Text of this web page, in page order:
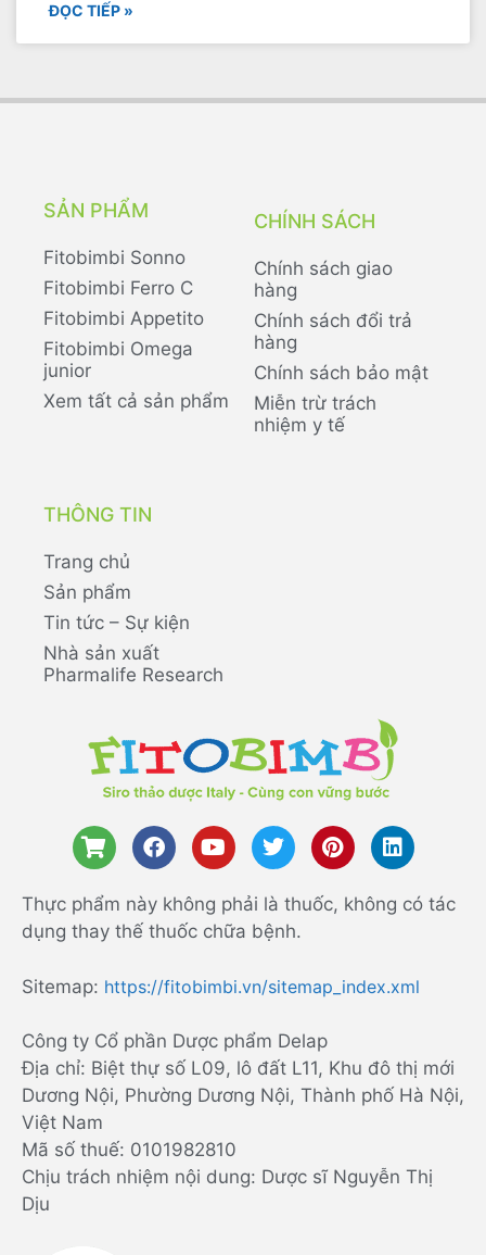
ĐỌC TIẾP »
SẢN PHẨM
Fitobimbi Sonno
Fitobimbi Ferro C
Fitobimbi Appetito
Fitobimbi Omega
junior
Xem tất cả sản phẩm
CHÍNH SÁCH
Chính sách giao
hàng
Chính sách đổi trả
hàng
Chính sách bảo mật
Miễn trừ trách
nhiệm y tế
THÔNG TIN
Trang chủ
Sản phẩm
Tin tức – Sự kiện
Nhà sản xuất
Pharmalife Research
Thực phẩm này không phải là thuốc, không có tác
dụng thay thế thuốc chữa bệnh.
Sitemap: https://fitobimbi.vn/sitemap_index.xml
Công ty Cổ phần Dược phẩm Delap
Địa chỉ: Biệt thự số L09, lô đất L11, Khu đô thị mới
Dương Nội, Phường Dương Nội, Thành phố Hà Nội,
Việt Nam
Mã số thuế: 0101982810
Chịu trách nhiệm nội dung: Dược sĩ Nguyễn Thị
Dịu